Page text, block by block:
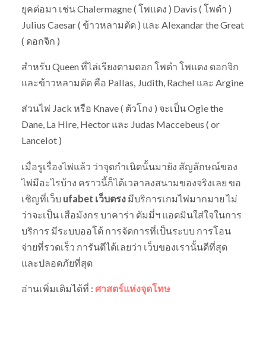
ยุคต่อมา เช่น Chalermagne ( โพแดง ) Davis ( โพดำ )
Julius Caesar ( ข้าวหลามตัด ) และ Alexandar the Great
( ดอกจิก )
สำหรับ Queen ที่ไล่เรียงตามดอก โพดำ โพแดง ดอกจิก
และข้าวหลามตัด คือ Pallas, Judith, Rachel และ Argine
ส่วนไพ่ Jack หรือ Knave ( ตัวโกง ) จะเป็น Ogie the
Dane, La Hire, Hector และ Judas Maccebeus ( or
Lancelot )
เมื่อรูเรื่องไพ่แล้ว ว่าจุดกำเนิดนั้นมายัง สัญลักษณ์ของ
ไพ่มีอะไรบ้าง คราวนี้ก็ได้เวลาลงสนามของจริงเลย ขอ
เชิญที่เว็บ ufabet เว็บตรงมีบริการเกมไพ่มากมาย ไม่
ว่าจะเป็น เสือมังกร บาคาร่า ดัมมี่ฯ แอดมินใส่ใจในการ
บริการ มีระบบออโต้ การจัดการที่เป็นระบบ การโอน
จ่ายที่รวดเร็ว การันตีได้เลยว่า เว็บของเรานั้นดีที่สุด
และปลอดภัยที่สุด
อ่านเพิ่มเติมได้ที่ : ศาสตร์แห่งจุดโทษ